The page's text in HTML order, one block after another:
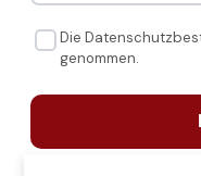
Die
genommen.